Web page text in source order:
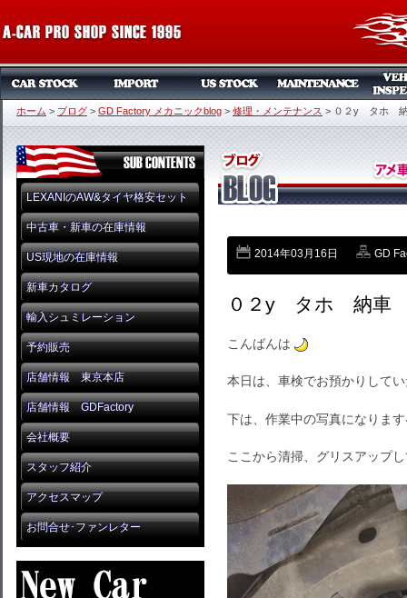
ホーム > ブログ > GD Factory メカニックblog > 修理・メンテナンス > ０２y タホ
LEXANIのAW&タイヤ格安セット
中古車・新車の在庫情報
US現地の在庫情報
新車カタログ
輸入シュミレーション
予約販売
店舗情報 東京本店
店舗情報 GDFactory
会社概要
スタッフ紹介
アクセスマップ
お問合せ･ファンレター
2014年03月16日 GD
０２y タホ 納車
こんばんは
本日は、車検でお預かりし
下は、作業中の写真になります
ここから清掃、グリスアップ